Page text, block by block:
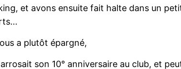
et avons ensuite fait halte dans un
a plutôt épargné,
son 10° anniversaire au club, et